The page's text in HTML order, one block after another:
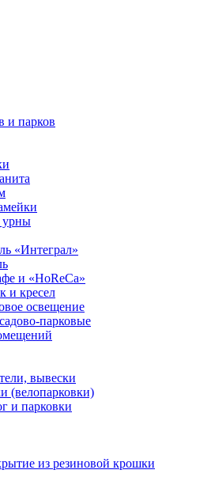
и парков
урны
«Интеграл»
и «HoReCa»
и кресел
освещение
парковые
вывески
(велопарковки)
и парковки
из резиновой крошки